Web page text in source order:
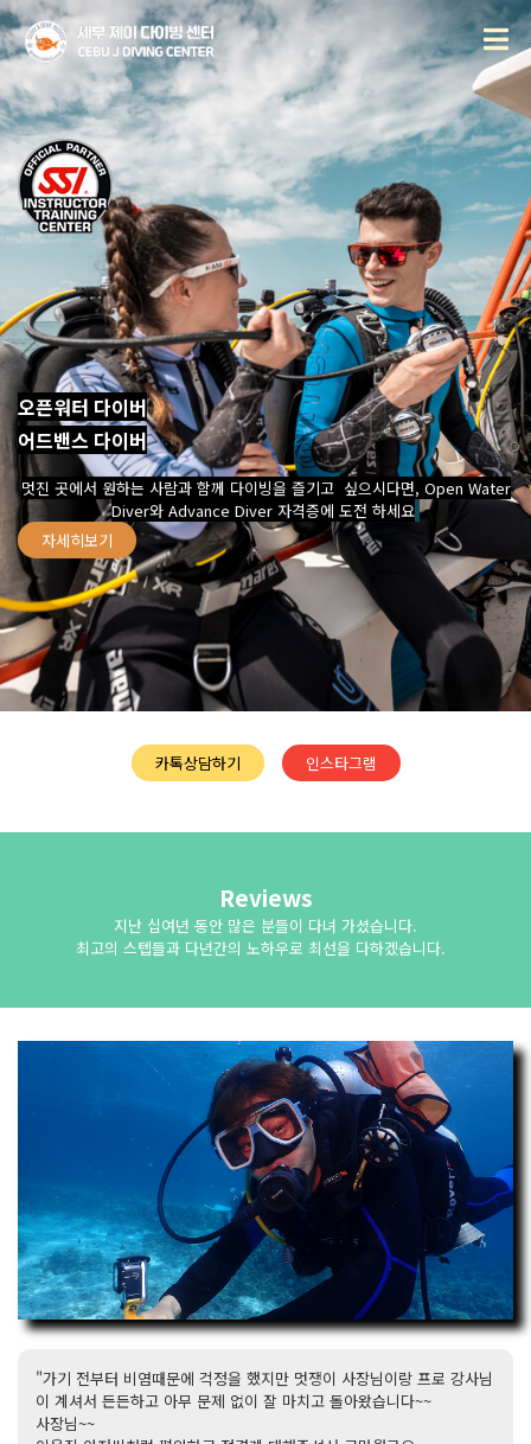
체험다이 빙
스쿠버 다이빙은 생각보다 쉽습니다.
체험 다이빙
은 이 멋진 스
포츠를 접할수 있는 가장 첫번째 입문 과정 입니다.자세히보기
오픈워터 다이버
어드밴스 다이버
멋진 곳에서 원하는 사람과 함께 다이빙을 즐기고 싶으시다면, Open Water
Diver와 Advance Diver 자격증에 도전 하세요
자세히보기
레스큐및 응급처치
내 자신과 다른 다이버들을 보호하는 구조대,
레스큐 다이버 코스
입니다.
자세히보기
펀다이빙
경이로운 자연과 함께 즐기고 싶으세요?
그렇다면
세부 제이
펀다이빙
프로그램
으로 멋진 여정을 함께 하세요.
자세히보기
카톡상담하기 인스타그램
Reviews
지난 십여년 동안 많은 분들이 다녀 가셨습니다.
최고의 스텝들과 다년간의 노하우로 최선을 다하겠습니다.
"가기 전부터 비염때문에 걱정을 했지만 멋쟁이 사장님이랑 프로 강사님
이 계셔서 든든하고 아무 문제 없이 잘 마치고 돌아왔습니다~~
사장님~~